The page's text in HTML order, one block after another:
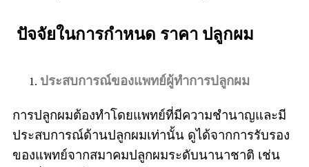
ปัจจัยในการกำหนด ราคา ปลูกผม
ประสบการณ์ของแพทย์ผู้ทำการปลูกผม
การปลูกผมต้องทำโดยแพทย์ที่มีความชำนาญและมี
ประสบการณ์ด้านปลูกผมเท่านั้น ดูได้จากการรับรอง
ของแพทย์จากสมาคมปลูกผมระดับนานาชาติ เช่น